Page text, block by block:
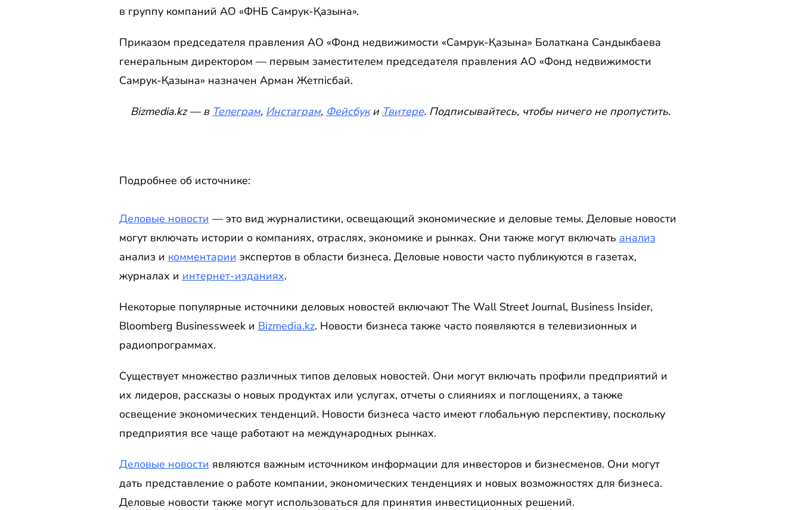
в группу компаний АО «ФНБ Самрук-Қазына».
Приказом председателя правления АО «Фонд недвижимости «Самрук-Қазына» Болаткана Сандыкбаева
генеральным директором — первым заместителем председателя правления АО «Фонд недвижимости
Самрук-Қазына» назначен Арман Жетпісбай.
Bizmedia.kz — в Телеграм, Инстаграм, Фейсбуки Твитере. Подписывайтесь, чтобы ничего не пропустить.
Подробнее об источнике:
Деловые новости — это вид журналистики, освещающий экономические и деловые темы. Деловые новости
могут включать истории о компаниях, отраслях, экономике и рынках. Они также могут включать анализ
анализ и комментарии экспертов в области бизнеса. Деловые новости часто публикуются в газетах,
журналах и интернет-изданиях.
Некоторые популярные источники деловых новостей включают The Wall Street Journal, Business Insider,
Bloomberg Businessweek и Bizmedia.kz. Новости бизнеса также часто появляются в телевизионных и
радиопрограммах.
Существует множество различных типов деловых новостей. Они могут включать профили предприятий и
их лидеров, рассказы о новых продуктах или услугах, отчеты о слияниях и поглощениях, а также
освещение экономических тенденций. Новости бизнеса часто имеют глобальную перспективу, поскольку
предприятия все чаще работают на международных рынках.
Деловые новости являются важным источником информации для инвесторов и бизнесменов. Они могут
дать представление о работе компании, экономических тенденциях и новых возможностях для бизнеса.
Деловые новости также могут использоваться для принятия инвестиционных решений.